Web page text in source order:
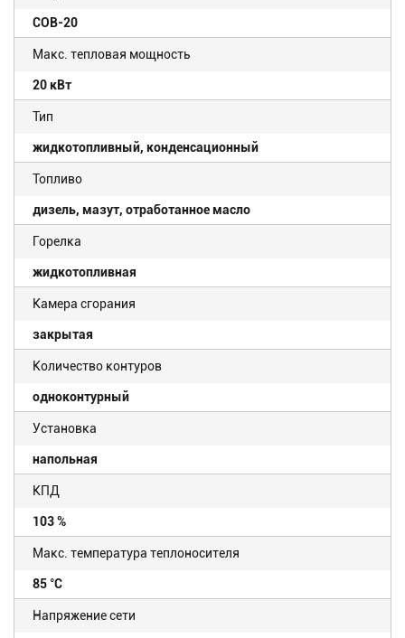
COB-20
Макс. тепловая мощность
20 кВт
Тип
жидкотопливный, конденсационный
Топливо
дизель, мазут, отработанное масло
Горелка
жидкотопливная
Камера сгорания
закрытая
Количество контуров
одноконтурный
Установка
напольная
КПД
103 %
Макс. температура теплоносителя
85 °С
Напряжение сети